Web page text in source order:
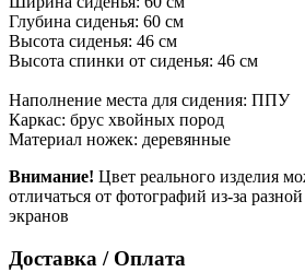
Глубина сиденья: 60 см
Высота сиденья: 46 см
Высота спинки от сиденья: 46 см
Наполнение места для сидения: ППУ
Каркас: брус хвойных пород
Материал ножек: деревянные
Внимание! Цвет реального изделия
отличаться от фотографий из-за
экранов
Доставка / Оплата